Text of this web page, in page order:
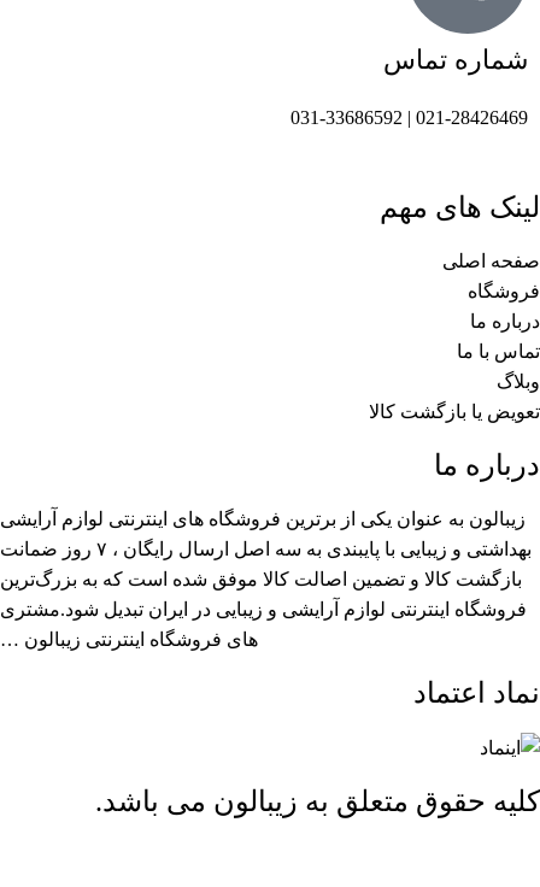
شماره تماس
021-28426469 | 031-33686592
لینک های مهم
صفحه اصلی
فروشگاه
درباره ما
تماس با ما
وبلاگ
تعویض یا بازگشت کالا
درباره ما
زیبالون به عنوان یکی از برترین فروشگاه های اینترنتی لوازم آرایشی
بهداشتی و زیبایی با پایبندی به سه اصل ارسال رایگان ، ۷ روز ضمانت
بازگشت کالا و تضمین اصالت کالا موفق شده است که به بزرگ‌ترین
فروشگاه اینترنتی لوازم آرایشی و زیبایی در ایران تبدیل شود.مشتری
های فروشگاه اینترنتی زیبالون …
نماد اعتماد
کلیه حقوق متعلق به زیبالون می باشد.